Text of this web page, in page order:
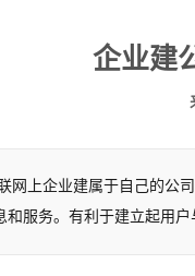
企业建
网上企业建属于自己的公
和服务。有利于建立起用